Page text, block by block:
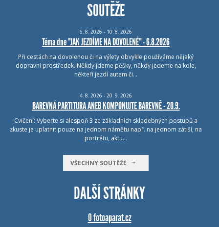
SOUTĚŽE
6. 8. 2026 - 10. 8. 2026
Téma dne "JAK JEZDÍME NA DOVOLENÉ" - 6.8.2026
Při cestách na dovolenou či na výlety obvykle používáme nějaký
dopravní prostředek. Někdy jdeme pěšky, někdy jedeme na kole,
někteří jezdí autem či…
4. 8. 2026 - 20. 9. 2026
BAREVNÁ PARTITURA ANEB KOMPONUJTE BAREVNĚ - 20.9.
Cvičení: Vyberte si alespoň 3 ze základních skladebných postupů a
zkuste je uplatnit pouze na jednom námětu např. na jednom zátiší, na
portrétu, aktu…
VŠECHNY SOUTĚŽE
DALŠÍ STRÁNKY
O fotoaparat.cz